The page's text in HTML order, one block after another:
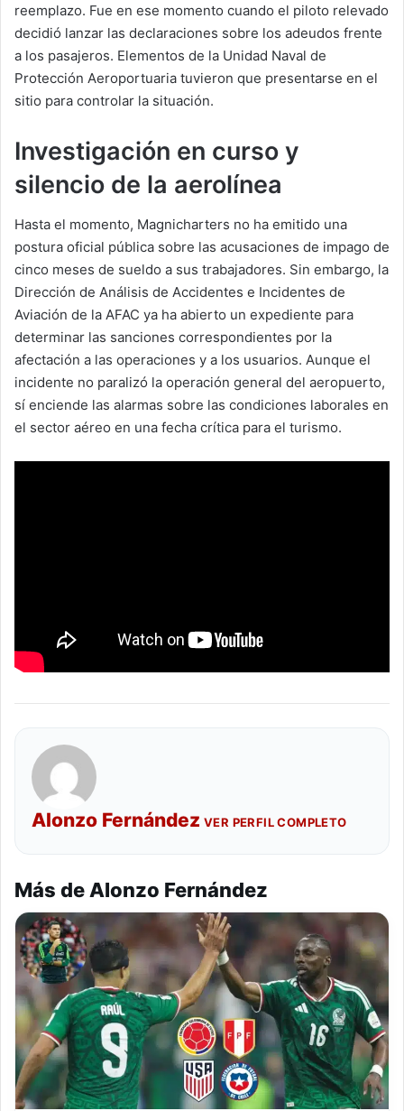
reemplazo. Fue en ese momento cuando el piloto relevado
decidió lanzar las declaraciones sobre los adeudos frente
a los pasajeros. Elementos de la Unidad Naval de
Protección Aeroportuaria tuvieron que presentarse en el
sitio para controlar la situación.
Investigación en curso y
silencio de la aerolínea
Hasta el momento, Magnicharters no ha emitido una
postura oficial pública sobre las acusaciones de impago de
cinco meses de sueldo a sus trabajadores. Sin embargo, la
Dirección de Análisis de Accidentes e Incidentes de
Aviación de la AFAC ya ha abierto un expediente para
determinar las sanciones correspondientes por la
afectación a las operaciones y a los usuarios. Aunque el
incidente no paralizó la operación general del aeropuerto,
sí enciende las alarmas sobre las condiciones laborales en
el sector aéreo en una fecha crítica para el turismo.
Alonzo Fernández VER PERFIL COMPLETO
Más de Alonzo Fernández